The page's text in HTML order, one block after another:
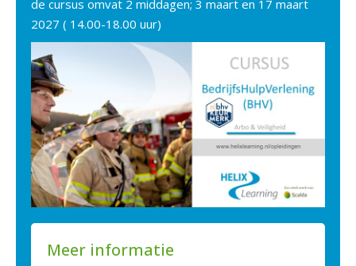
de cursus omvat 2 middagen; 3 maart en 17 maart
2027 ( 14.00-18.00 uur)
Meer informatie